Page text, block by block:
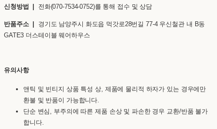
신청방법 | 전화(070-7534-0752)를 통해 접수 및 상담
반품주소 | 경기도 남양주시 화도읍 먹갓로28번길 77-4 우신철관 내 B동
GATE3 더스테이블 웨어하우스
유의사항
앤틱 및 빈티지 상품 특성 상, 제품에 물리적 하자가 있는 경우에만
환불 및 반품이 가능합니다.
단순 변심, 부주의에 따른 제품 손상 및 파손한 경우 교환/반품 불가
합니다.